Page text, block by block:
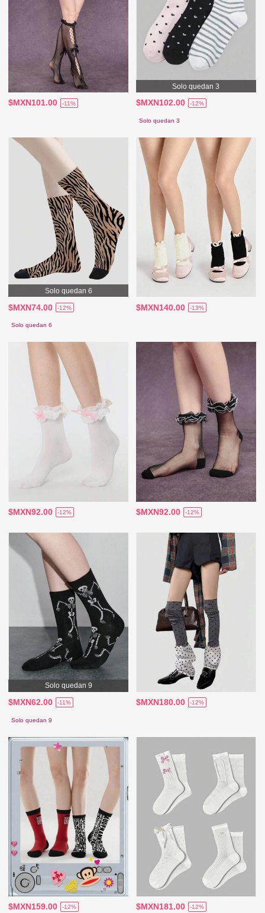
$MXN101.00 -11%
Solo quedan 3
$MXN102.00 -12%
Solo quedan 3
Solo quedan 6
$MXN74.00 -12%
Solo quedan 6
$MXN140.00 -13%
$MXN92.00 -12% $MXN92.00 -12%
Solo quedan 9
$MXN62.00 -11%
Solo quedan 9
$MXN180.00 -12%
$MXN159.00 -12% $MXN181.00 -12%